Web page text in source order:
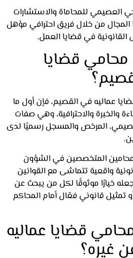
للمحاماة والاستشارات
من خلال فريق احترافي مؤهل
في قضايا العمل.
قضايا
في القصيم، فإن أول ما
والاحترافية، وهي صفات
المرخص والمسجل رسميًا لدى
المتخصصين في الشؤون
واقعية تتماشى مع القوانين
موثوقًا لكل من يبحث عن
قانوني فعّال أمام المحاكم
قضايا عماليه